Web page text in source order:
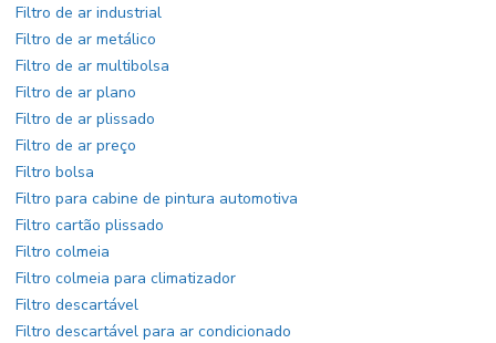
Filtro de ar industrial
Filtro de ar metálico
Filtro de ar multibolsa
Filtro de ar plano
Filtro de ar plissado
Filtro de ar preço
Filtro bolsa
Filtro para cabine de pintura automotiva
Filtro cartão plissado
Filtro colmeia
Filtro colmeia para climatizador
Filtro descartável
Filtro descartável para ar condicionado